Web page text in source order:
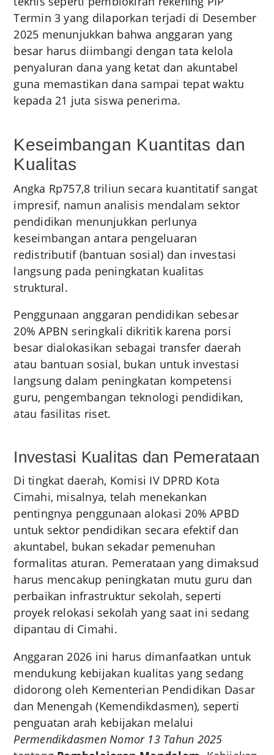
Termin 3 yang dilaporkan terjadi di Desember
2025 menunjukkan bahwa anggaran yang
besar harus diimbangi dengan tata kelola
penyaluran dana yang ketat dan akuntabel
guna memastikan dana sampai tepat waktu
kepada 21 juta siswa penerima.
Keseimbangan Kuantitas dan
Kualitas
Angka Rp757,8 triliun secara kuantitatif sangat
impresif, namun analisis mendalam sektor
pendidikan menunjukkan perlunya
keseimbangan antara pengeluaran
redistributif (bantuan sosial) dan investasi
langsung pada peningkatan kualitas
struktural.
Penggunaan anggaran pendidikan sebesar
20% APBN seringkali dikritik karena porsi
besar dialokasikan sebagai transfer daerah
atau bantuan sosial, bukan untuk investasi
langsung dalam peningkatan kompetensi
guru, pengembangan teknologi pendidikan,
atau fasilitas riset.
Investasi Kualitas dan Pemerataan
Di tingkat daerah, Komisi IV DPRD Kota
Cimahi, misalnya, telah menekankan
pentingnya penggunaan alokasi 20% APBD
untuk sektor pendidikan secara efektif dan
akuntabel, bukan sekadar pemenuhan
formalitas aturan. Pemerataan yang dimaksud
harus mencakup peningkatan mutu guru dan
perbaikan infrastruktur sekolah, seperti
proyek relokasi sekolah yang saat ini sedang
dipantau di Cimahi.
Anggaran 2026 ini harus dimanfaatkan untuk
mendukung kebijakan kualitas yang sedang
didorong oleh Kementerian Pendidikan Dasar
dan Menengah (Kemendikdasmen), seperti
penguatan arah kebijakan melalui
Permendikdasmen Nomor 13 Tahun 2025